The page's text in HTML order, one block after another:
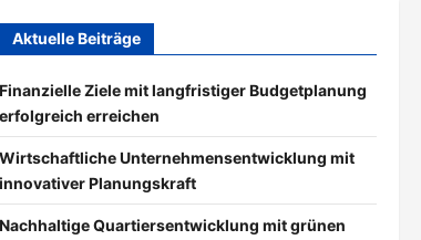
Aktuelle Beiträge
Finanzielle Ziele mit langfristiger Budgetplanung
erfolgreich erreichen
Wirtschaftliche Unternehmensentwicklung mit
innovativer Planungskraft
Nachhaltige Quartiersentwicklung mit grünen